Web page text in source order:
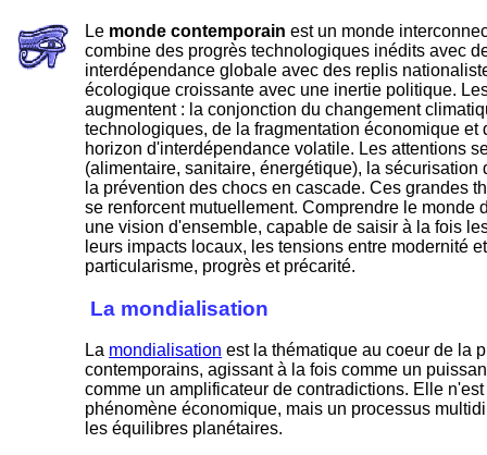
Le monde contemporain est un monde
combine des progrès technologiques inédits avec
interdépendance globale avec des replis
écologique croissante avec une inertie politique.
augmentent : la conjonction du changement
technologiques, de la fragmentation économique et
horizon d'interdépendance volatile. Les attentions
(alimentaire, sanitaire, énergétique), la sécurisation
la prévention des chocs en cascade. Ces grandes
se renforcent mutuellement. Comprendre le monde
une vision d'ensemble, capable de saisir à la fois
leurs impacts locaux, les tensions entre modernité
particularisme, progrès et précarité.
La mondialisation
La mondialisation est la thématique au coeur de la
contemporains, agissant à la fois comme un
comme un amplificateur de contradictions. Elle
phénomène économique, mais un processus
les équilibres planétaires.